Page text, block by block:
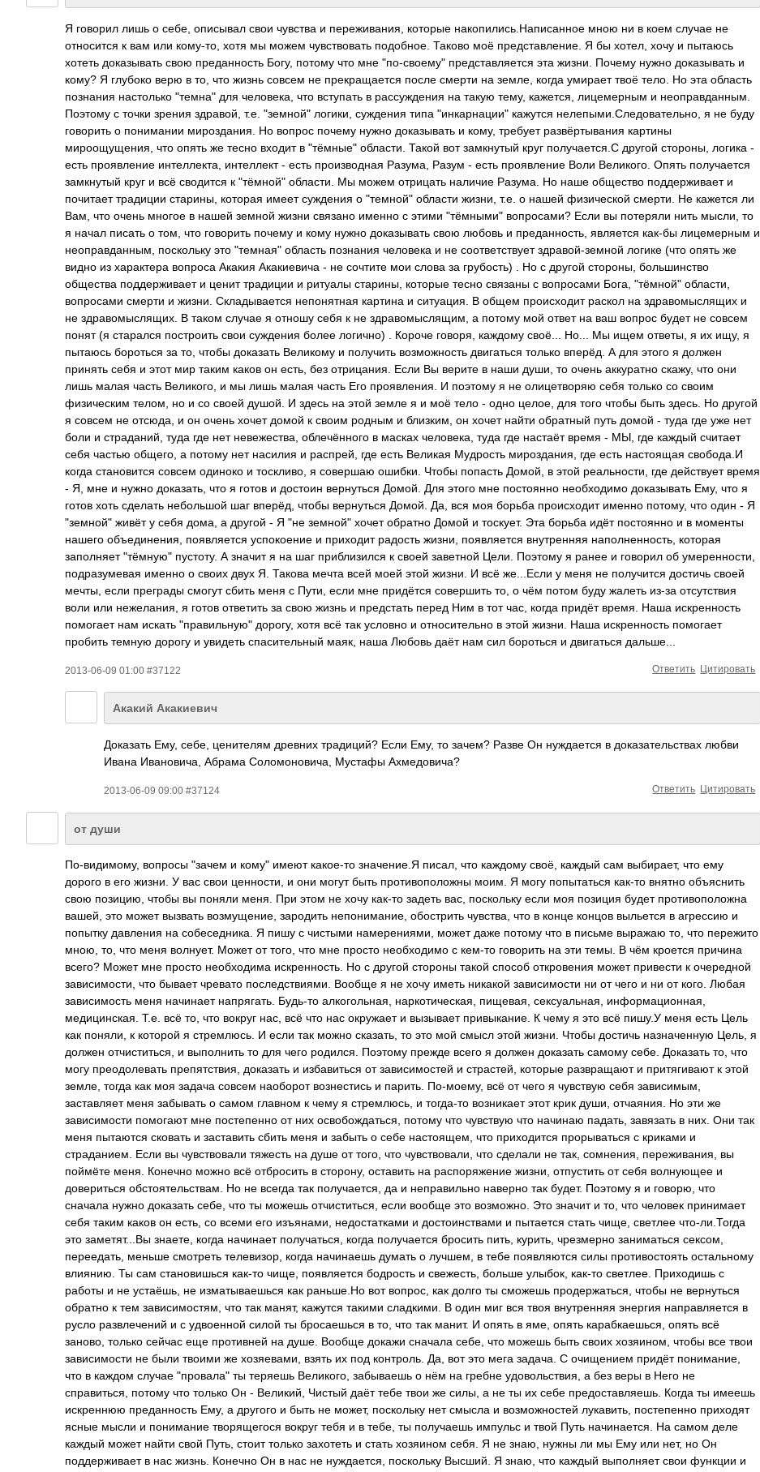
Я говорил лишь о себе, описывал свои чувства и переживания, которые накопились.Напис­анное мною ни в коем случае не
относится к вам или кому-то, хотя мы можем чувствовать подобное. Таково моё представление. Я бы хотел, хочу и пытаюсь
хотеть доказывать свою преданность Богу, потому что мне "по-своему" представляется эта жизни. Почему нужно доказывать и
кому? Я глубоко верю в то, что жизнь совсем не прекращается после смерти на земле, когда умирает твоё тело. Но эта область
познания настолько "темна" для человека, что вступать в рассуждения на такую тему, кажется, лицемерным и неоправданным.
Поэтому с точки зрения здравой, т.е. "земной" логики, суждения типа "инкарнации" кажутся нелепыми.Следова­тельно,­ я не буду
говорить о понимании мироздания. Но вопрос почему нужно доказывать и кому, требует развёртывания картины
мироощущения, что опять же тесно входит в "тёмные" области. Такой вот замкнутый круг получается.С другой стороны, логика -
есть проявление интеллекта, интеллект - есть производная Разума, Разум - есть проявление Воли Великого. Опять получается
замкнутый круг и всё сводится к "тёмной" области. Мы можем отрицать наличие Разума. Но наше общество поддерживает и
почитает традиции старины, которая имеет суждения о "темной" области жизни, т.е. о нашей физической смерти. Не кажется ли
Вам, что очень многое в нашей земной жизни связано именно с этими "тёмными" вопросами? Если вы потеряли нить мысли, то
я начал писать о том, что говорить почему и кому нужно доказывать свою любовь и преданность, является как-бы лицемерным и
неоправданным, поскольку это "темная" область познания человека и не соответствует здравой-земной логике (что опять же
видно из характера вопроса Акакия Акакиевича - не сочтите мои слова за грубость) . Но с другой стороны, большинство
общества поддерживает и ценит традиции и ритуалы старины, которые тесно связаны с вопросами Бога, "тёмной" области,
вопросами смерти и жизни. Складывается непонятная картина и ситуация. В общем происходит раскол на здравомыслящих и
не здравомыслящих. В таком случае я отношу себя к не здравомыслящим, а потому мой ответ на ваш вопрос будет не совсем
понят (я старался построить свои суждения более логично) . Короче говоря, каждому своё... Но... Мы ищем ответы, я их ищу, я
пытаюсь бороться за то, чтобы доказать Великому и получить возможность двигаться только вперёд. А для этого я должен
принять себя и этот мир таким каков он есть, без отрицания. Если Вы верите в наши души, то очень аккуратно скажу, что они
лишь малая часть Великого, и мы лишь малая часть Его проявления. И поэтому я не олицетворяю себя только со своим
физическим телом, но и со своей душой. И здесь на этой земле я и моё тело - одно целое, для того чтобы быть здесь. Но другой
я совсем не отсюда, и он очень хочет домой к своим родным и близким, он хочет найти обратный путь домой - туда где уже нет
боли и страданий, туда где нет невежества, облечённого в масках человека, туда где настаёт время - МЫ, где каждый считает
себя частью общего, а потому нет насилия и распрей, где есть Великая Мудрость мироздания, где есть настоящая свобода.И
когда становится совсем одиноко и тоскливо, я совершаю ошибки. Чтобы попасть Домой, в этой реальности, где действует время
- Я, мне и нужно доказать, что я готов и достоин вернуться Домой. Для этого мне постоянно необходимо доказывать Ему, что я
готов хоть сделать небольшой шаг вперёд, чтобы вернуться Домой. Да, вся моя борьба происходит именно потому, что один - Я
"земной" живёт у себя дома, а другой - Я "не земной" хочет обратно Домой и тоскует. Эта борьба идёт постоянно и в моменты
нашего объединения, появляется успокоение и приходит радость жизни, появляется внутренняя наполненность, которая
заполняет "тёмную" пустоту. А значит я на шаг приблизился к своей заветной Цели. Поэтому я ранее и говорил об умеренности,
подразумевая именно о своих двух Я. Такова мечта всей моей этой жизни. И всё же...Если у меня не получится достичь своей
мечты, если преграды смогут сбить меня с Пути, если мне придётся совершить то, о чём потом буду жалеть из-за отсутствия
воли или нежелания, я готов ответить за свою жизнь и предстать перед Ним в тот час, когда придёт время. Наша искренность
помогает нам искать "правильную" дорогу, хотя всё так условно и относительно в этой жизни. Наша искренность помогает
пробить темную дорогу и увидеть спасительный маяк, наша Любовь даёт нам сил бороться и двигаться дальше...
2013-06-09 01:00 #37122 Цитировать
Ответить
Акакий Акакиевич
Доказать Ему, себе, ценителям древних традиций? Если Ему, то зачем? Разве Он нуждается в доказательствах любви
Ивана Ивановича, Абрама Соломоновича, Мустафы Ахмедовича?
2013-06-09 09:00 #37124 Цитировать
Ответить
от души
По-видимому, вопросы "зачем и кому" имеют какое-то значение.Я писал, что каждому своё, каждый сам выбирает, что ему
дорого в его жизни. У вас свои ценности, и они могут быть противоположны моим. Я могу попытаться как-то внятно объяснить
свою позицию, чтобы вы поняли меня. При этом не хочу как-то задеть вас, поскольку если моя позиция будет противоположна
вашей, это может вызвать возмущение, зародить непонимание, обострить чувства, что в конце концов выльется в агрессию и
попытку давления на собеседника. Я пишу с чистыми намерениями, может даже потому что в письме выражаю то, что пережито
мною, то, что меня волнует. Может от того, что мне просто необходимо с кем-то говорить на эти темы. В чём кроется причина
всего? Может мне просто необходима искренность. Но с другой стороны такой способ откровения может привести к очередной
зависимости, что бывает чревато последствиями. Вообще я не хочу иметь никакой зависимости ни от чего и ни от кого. Любая
зависимость меня начинает напрягать. Будь-то алкогольная, наркотическая, пищевая, сексуальная, информационная,
медицинская. Т.е. всё то, что вокруг нас, всё что нас окружает и вызывает привыкание. К чему я это всё пишу.У меня есть Цель
как поняли, к которой я стремлюсь. И если так можно сказать, то это мой смысл этой жизни. Чтобы достичь назначенную Цель, я
должен отчиститься, и выполнить то для чего родился. Поэтому прежде всего я должен доказать самому себе. Доказать то, что
могу преодолевать препятствия, доказать и избавиться от зависимостей и страстей, которые развращают и притягивают к этой
земле, тогда как моя задача совсем наоборот вознестись и парить. По-моему, всё от чего я чувствую себя зависимым,
заставляет меня забывать о самом главном к чему я стремлюсь, и тогда-то возникает этот крик души, отчаяния. Но эти же
зависимости помогают мне постепенно от них освобождаться, потому что чувствую что начинаю падать, завязать в них. Они так
меня пытаются сковать и заставить сбить меня и забыть о себе настоящем, что приходится прорываться с криками и
страданием. Если вы чувствовали тяжесть на душе от того, что чувствовали, что сделали не так, сомнения, переживания, вы
поймёте меня. Конечно можно всё отбросить в сторону, оставить на распоряжение жизни, отпустить от себя волнующее и
довериться обстоятельствам. Но не всегда так получается, да и неправильно наверно так будет. Поэтому я и говорю, что
сначала нужно доказать себе, что ты можешь отчиститься, если вообще это возможно. Это значит и то, что человек принимает
себя таким каков он есть, со всеми его изъянами, недостатками и достоинствами и пытается стать чище, светлее что-ли.Тогда
это заметят...Вы знаете, когда начинает получаться, когда получается бросить пить, курить, чрезмерно заниматься сексом,
переедать, меньше смотреть телевизор, когда начинаешь думать о лучшем, в тебе появляются силы противостоять остальному
влиянию. Ты сам становишься как-то чище, появляется бодрость и свежесть, больше улыбок, как-то светлее. Приходишь с
работы и не устаёшь, не изматываешься как раньше.Но вот вопрос, как долго ты сможешь продержаться, чтобы не вернуться
обратно к тем зависимостям, что так манят, кажутся такими сладкими. В один миг вся твоя внутренняя энергия направляется в
русло развлечений и с удвоенной силой ты бросаешься в то, что так манит. И опять в яме, опять карабкаешься, опять всё
заново, только сейчас еще противней на душе. Вообще докажи сначала себе, что можешь быть своих хозяином, чтобы все твои
зависимости не были твоими же хозяевами, взять их под контроль. Да, вот это мега задача. С очищением придёт понимание,
что в каждом случае "провала" ты теряешь Великого, забываешь о нём на гребне удовольствия, а без веры в Него не
справиться, потому что только Он - Великий, Чистый даёт тебе твои же силы, а не ты их себе предоставляешь. Когда ты имеешь
искреннюю преданность Ему, а другого и быть не может, поскольку нет смысла и возможностей лукавить, постепенно приходят
ясные мысли и понимание творящегося вокруг тебя и в тебе, ты получаешь импульс и твой Путь начинается. На самом деле
каждый может найти свой Путь, стоит только захотеть и стать хозяином себя. Я не знаю, нужны ли мы Ему или нет, но Он
поддерживает в нас жизнь. Конечно Он в нас не нуждается, поскольку Высший. Я знаю, что каждый выполняет свои функции и